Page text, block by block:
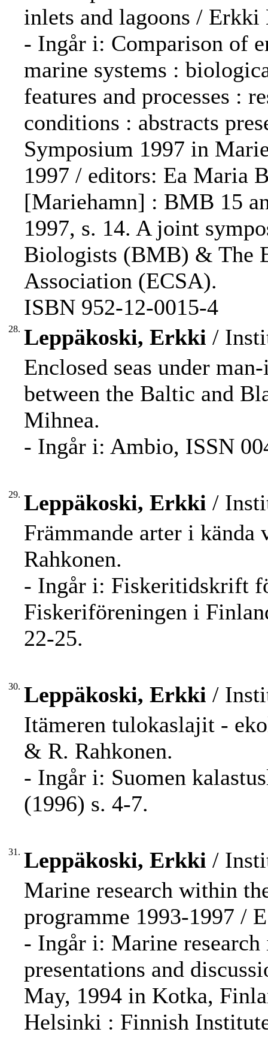
inlets and lagoons /
- Ingår i: Comparison of
marine systems :
features and processes :
conditions : abstracts
Symposium 1997 in
1997 / editors: Ea Maria
[Mariehamn] : BMB 15
1997, s. 14. A joint
Biologists (BMB) & The
Association (ECSA).
ISBN 952-12-0015-4
28. Leppäkoski, Erkki /
Enclosed seas under
between the Baltic and
Mihnea.
- Ingår i: Ambio, ISSN
29. Leppäkoski, Erkki /
Främmande arter i
Rahkonen.
- Ingår i: Fiskeritidskrift
Fiskeriföreningen i
22-25.
30. Leppäkoski, Erkki /
Itämeren tulokaslajit -
& R. Rahkonen.
- Ingår i: Suomen
(1996) s. 4-7.
31. Leppäkoski, Erkki /
Marine research within
programme 1993-1997 /
- Ingår i: Marine
presentations and
May, 1994 in Kotka,
Helsinki : Finnish